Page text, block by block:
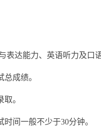
表达能力、英语听力及口
成绩。
。
间一般不少于30分钟。